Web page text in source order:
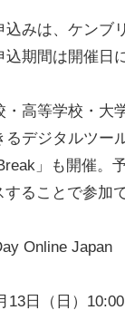
みは、ケンブ
込期間は開催日
高等学校・大
るデジタルツー
」も開催。
ることで参加
Online Japan
13日（日）